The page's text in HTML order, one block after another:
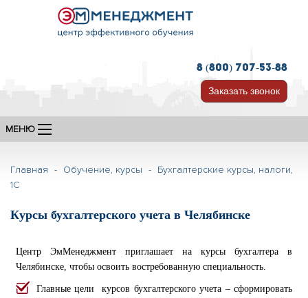
8 (800) 707-53-88
Заказать звонок
МЕНЮ
Главная - Обучение, курсы - Бухгалтерские курсы, налоги,
1С
Курсы бухгалтерского учета в Челябинске
Центр ЭмМенеджмент приглашает на курсы бухгалтера в
Челябинске, чтобы освоить востребованную специальность.
Главные цели курсов бухгалтерского учета – сформировать